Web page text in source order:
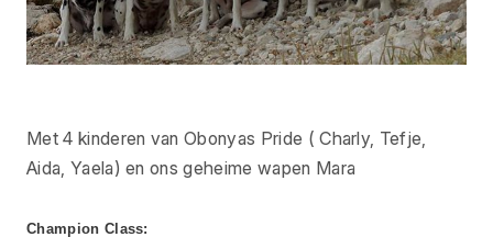
Met 4 kinderen van Obonyas Pride ( Charly, Tefje,
Aida, Yaela) en ons geheime wapen Mara
Champion Class: